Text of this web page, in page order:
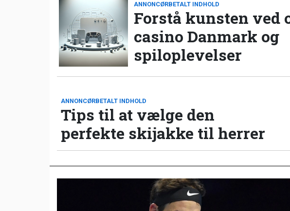
ANNONCØRBETALT INDHOLD
Forstå kunsten ved
casino Danmark og
spiloplevelser
ANNONCØRBETALT INDHOLD
Tips til at vælge den
perfekte skijakke til herrer